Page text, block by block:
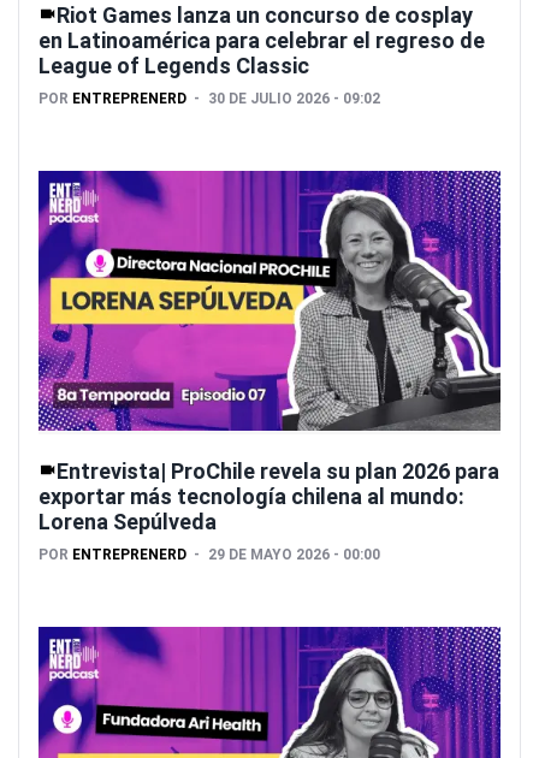
Riot Games lanza un concurso de cosplay
en Latinoamérica para celebrar el regreso de
League of Legends Classic
POR ENTREPRENERD 30 DE JULIO 2026 - 09:02
Entrevista| ProChile revela su plan 2026 para
exportar más tecnología chilena al mundo:
Lorena Sepúlveda
POR ENTREPRENERD 29 DE MAYO 2026 - 00:00